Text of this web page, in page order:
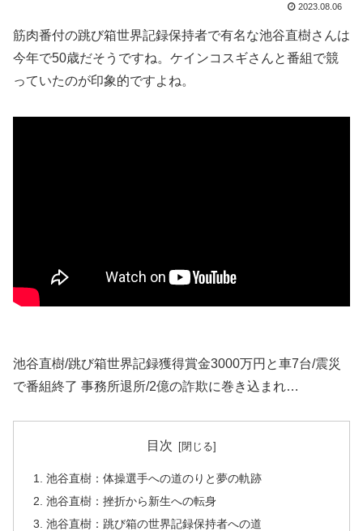
2023.08.06
筋肉番付の跳び箱世界記録保持者で有名な池谷直樹さんは
今年で50歳だそうですね。ケインコスギさんと番組で競
っていたのが印象的ですよね。
池谷直樹/跳び箱世界記録獲得賞金3000万円と車7台/震災
で番組終了 事務所退所/2億の詐欺に巻き込まれ…
目次
池谷直樹：体操選手への道のりと夢の軌跡
池谷直樹：挫折から新生への転身
池谷直樹：跳び箱の世界記録保持者への道